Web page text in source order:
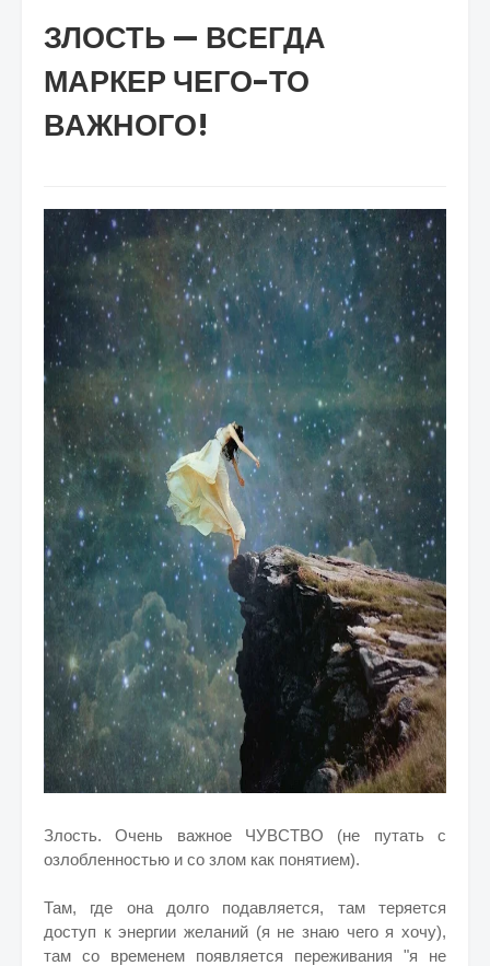
ЗЛОСТЬ — ВСЕГДА
МАРКЕР ЧЕГО-ТО
ВАЖНОГО!
Злость. Очень важное ЧУВСТВО (не путать с
озлобленностью и со злом как понятием).
Там, где она долго подавляется, там теряется
доступ к энергии желаний (я не знаю чего я хочу),
там со временем появляется переживания "я не